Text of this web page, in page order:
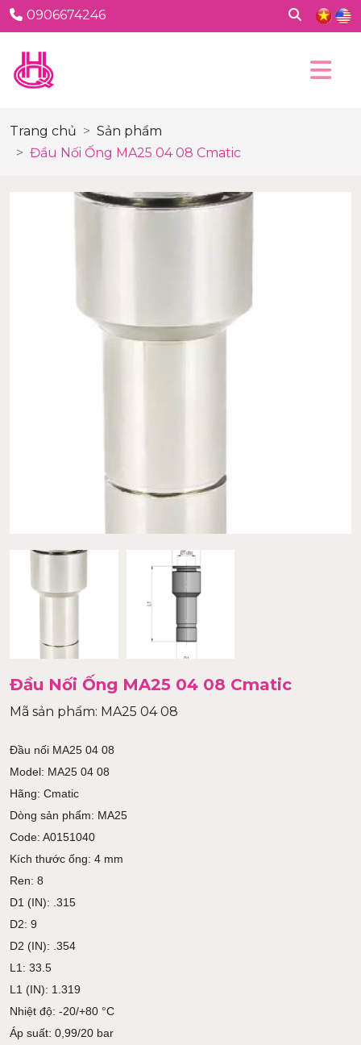
0906674246
Trang chủ
Sản phẩm
Đầu Nối Ống MA25 04 08 Cmatic
Đầu Nối Ống MA25 04 08 Cmatic
Mã sản phẩm: MA25 04 08
Đầu nối MA25 04 08
Model: MA25 04 08
Hãng: Cmatic
Dòng sản phẩm: MA25
Code: A0151040
Kích thước ống: 4 mm
Ren: 8
D1 (IN): .315
D2: 9
D2 (IN): .354
L1: 33.5
L1 (IN): 1.319
Nhiệt độ: -20/+80 °C
Áp suất: 0,99/20 bar